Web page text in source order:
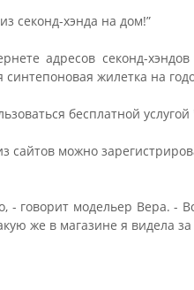
секонд-хэнда на дом!”
адресов секонд-
синтепоновая жилетка на
бесплатной
сайтов можно
- говорит модельер Вера. -
же в магазине я видела